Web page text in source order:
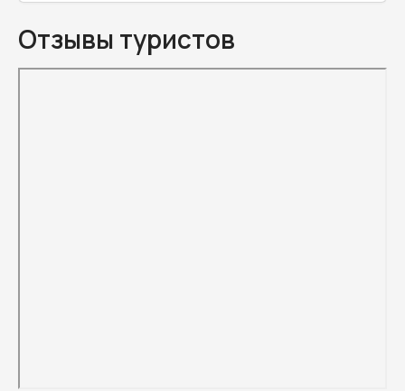
Отзывы туристов